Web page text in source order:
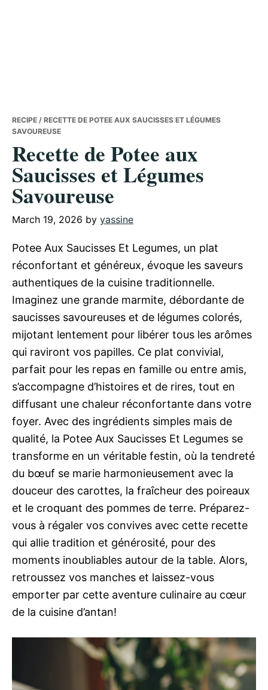
RECIPE / RECETTE DE POTEE AUX SAUCISSES ET LÉGUMES
SAVOUREUSE
Recette de Potee aux
Saucisses et Légumes
Savoureuse
March 19, 2026 by yassine
Potee Aux Saucisses Et Legumes, un plat
réconfortant et généreux, évoque les saveurs
authentiques de la cuisine traditionnelle.
Imaginez une grande marmite, débordante de
saucisses savoureuses et de légumes colorés,
mijotant lentement pour libérer tous les arômes
qui raviront vos papilles. Ce plat convivial,
parfait pour les repas en famille ou entre amis,
s’accompagne d’histoires et de rires, tout en
diffusant une chaleur réconfortante dans votre
foyer. Avec des ingrédients simples mais de
qualité, la Potee Aux Saucisses Et Legumes se
transforme en un véritable festin, où la tendreté
du bœuf se marie harmonieusement avec la
douceur des carottes, la fraîcheur des poireaux
et le croquant des pommes de terre. Préparez-
vous à régaler vos convives avec cette recette
qui allie tradition et générosité, pour des
moments inoubliables autour de la table. Alors,
retroussez vos manches et laissez-vous
emporter par cette aventure culinaire au cœur
de la cuisine d’antan!